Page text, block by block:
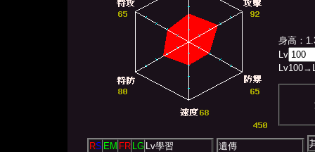
身高：
Lv
Lv100
RS EM FR LG Lv學習
遺傳